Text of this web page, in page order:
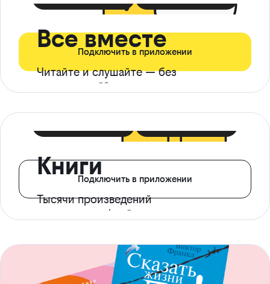
Все вместе
Читайте и слушайте — без
ограничений*
Подключить в приложении
Книги
Тысячи произведений
с доступом офлайн
Подключить в приложении